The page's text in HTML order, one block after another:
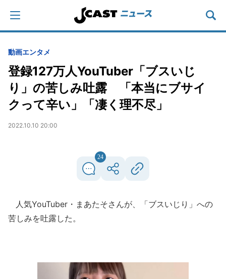
動画エンタメ
登録127万人YouTuber「ブスいじ
り」の苦しみ吐露 「本当にブサイ
クって辛い」「凄く理不尽」
2022.10.10 20:00
24
人気YouTuber・まあたそさんが、「ブスいじり」への
苦しみを吐露した。